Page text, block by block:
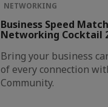
NETWORKING
Business Speed
Networking Cocktail
Bring your business
of every connection
Community.